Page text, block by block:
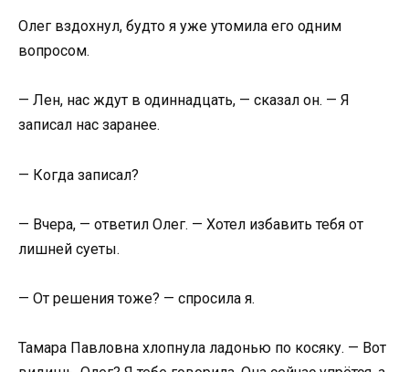
Олег вздохнул, будто я уже утомила его одним
вопросом.
— Лен, нас ждут в одиннадцать, — сказал он. — Я
записал нас заранее.
— Когда записал?
— Вчера, — ответил Олег. — Хотел избавить тебя от
лишней суеты.
— От решения тоже? — спросила я.
Тамара Павловна хлопнула ладонью по косяку. — Вот